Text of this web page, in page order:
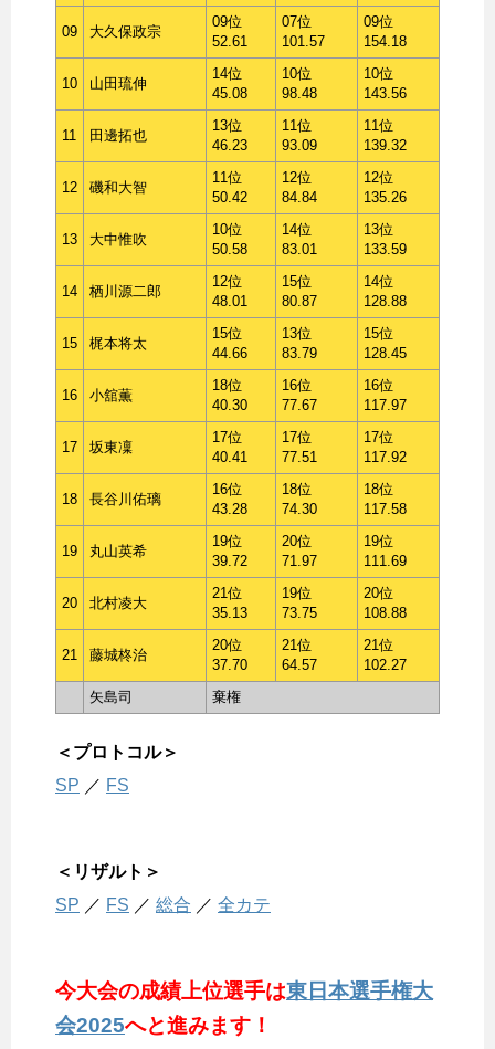
09 大久保政宗
09位
52.61
07位
101.57
09位
154.18
10 山田琉伸
14位
45.08
10位
98.48
10位
143.56
11 田邊拓也
13位
46.23
11位
93.09
11位
139.32
12 磯和大智
11位
50.42
12位
84.84
12位
135.26
13 大中惟吹
10位
50.58
14位
83.01
13位
133.59
14 栖川源二郎
12位
48.01
15位
80.87
14位
128.88
15 梶本将太
15位
44.66
13位
83.79
15位
128.45
16 小舘薫
18位
40.30
16位
77.67
16位
117.97
17 坂東凜
17位
40.41
17位
77.51
17位
117.92
18 長谷川佑璃
16位
43.28
18位
74.30
18位
117.58
19 丸山英希
19位
39.72
20位
71.97
19位
111.69
20 北村凌大
21位
35.13
19位
73.75
20位
108.88
21 藤城柊治
20位
37.70
21位
64.57
21位
102.27
矢島司
棄権
＜プロトコル＞
SP ／ FS
＜リザルト＞
SP ／ FS ／ 総合 ／ 全カテ
今大会の成績上位選手は東日本選手権大
会2025へと進みます！